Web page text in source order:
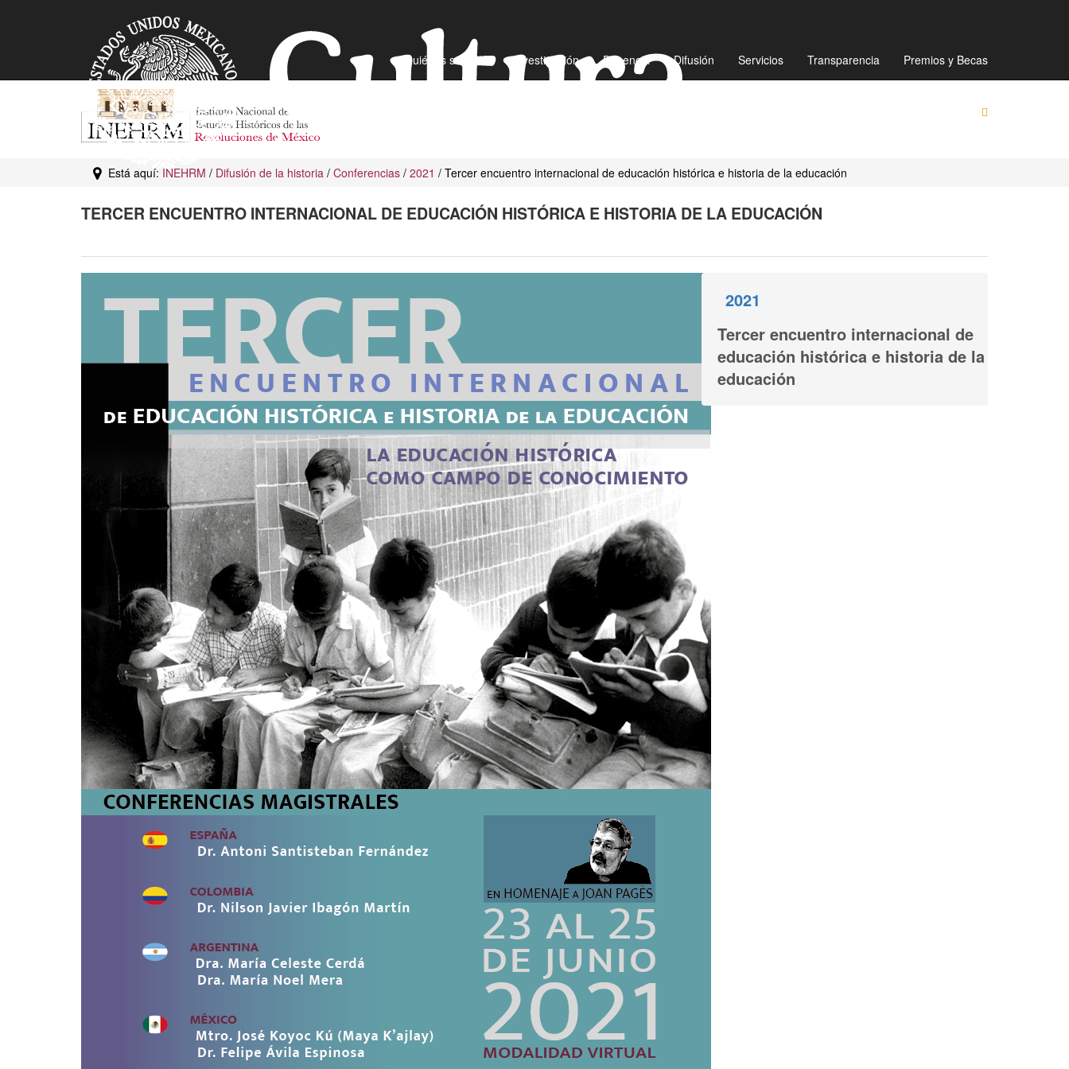
¿Quiénes somos? Investigación Docencia Difusión Servicios Transparencia Premios y Becas
Mapa de sitio Directorio Preguntas Frecuentes
Está aquí: INEHRM / Difusión de la historia / Conferencias / 2021 / Tercer encuentro internacional de educación histórica e historia de la educación
TERCER ENCUENTRO INTERNACIONAL DE EDUCACIÓN HISTÓRICA E HISTORIA DE LA EDUCACIÓN
2021
Tercer encuentro internacional de
educación histórica e historia de la
educación